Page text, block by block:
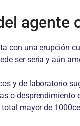
agente
con una erupción
ser seria y aún
y de laboratorio
o desprendimiento
mayor de